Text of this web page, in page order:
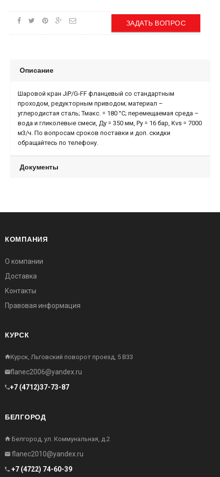
ЗАДАТЬ ВОПРОС
Описание
Шаровой кран JiP/G-FF фланцевый со стандартным
проходом, редукторным приводом; материал –
углеродистая сталь; Тмакс. = 180 °С; перемещаемая среда –
вода и гликолевые смеси, Ду = 350 мм, Ру = 16 бар, Kvs = 7000
м3/ч. По вопросам сроков поставки и доп. скидки
обращайтесь по телефону.
Документы
КОМПАНИЯ
О компании
Доставка
Контакты
Правовая информация
КУРСК
Курск, Льговский поворот проезд, 5 В33
flanec2006@yandex.ru
+7 (4712)37-73-87
БЕЛГОРОД
Белгород, ул. Коммунальная, д.2
flanec2010@yandex.ru
+7 (4722) 74-60-39